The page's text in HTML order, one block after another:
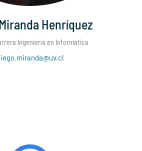
Henríquez
Ingeniería en Informática